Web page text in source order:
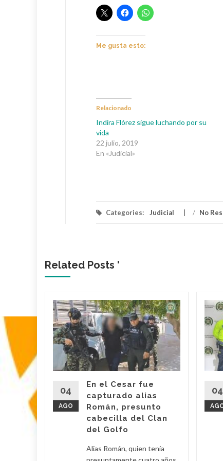
Me gusta esto:
Relacionado
Indira Flórez sigue luchando por su
vida
22 julio, 2019
En «Judicial»
Categories: Judicial / No
Related Posts '
fue
04
AGO
En el Cesar fue
capturado alias
Román, presunto
cabecilla del Clan
del Golfo
Alias Román, quien tenía
04